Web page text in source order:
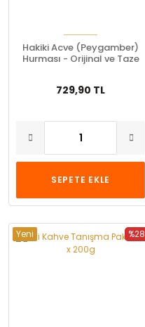
Hakiki Acve (Peygamber)
Hurması - Orijinal ve Taze
729,90 TL
SEPETE EKLE
%28
Yeni